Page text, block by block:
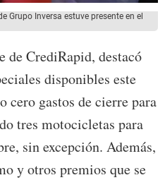
Grupo Inversa estuve presente en el
de CrediRapid, destacó
disponibles este
cero gastos de cierre para
tres motocicletas para
sin excepción. Además,
y otros premios que se